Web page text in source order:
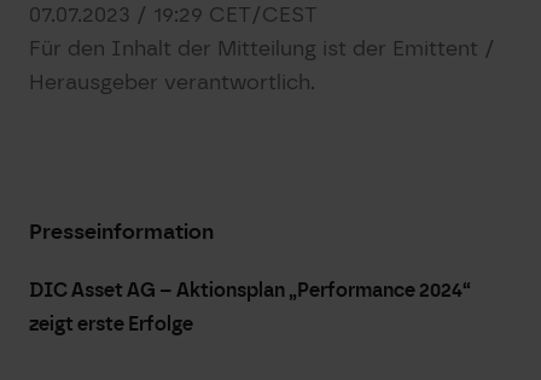
07.07.2023 / 19:29 CET/CEST
Für den Inhalt der Mitteilung ist der Emittent /
Herausgeber verantwortlich.
Presseinformation
DIC Asset AG – Aktionsplan „Performance 2024“
zeigt erste Erfolge